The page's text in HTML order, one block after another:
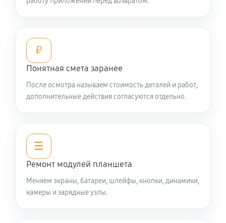
₽
Понятная смета заранее
После осмотра называем стоимость деталей и работ,
дополнительные действия согласуются отдельно.
☰
Ремонт модулей планшета
Меняем экраны, батареи, шлейфы, кнопки, динамики,
камеры и зарядные узлы.